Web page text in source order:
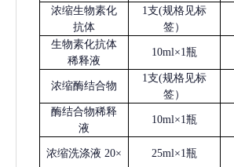
浓缩生物素化
抗体
1支(规格见标
签）
生物素化抗体
稀释液
10ml×1瓶
浓缩酶结合物
1支(规格见标
签）
酶结合物稀释
液
10ml×1瓶
浓缩洗涤液 20× 25ml×1瓶